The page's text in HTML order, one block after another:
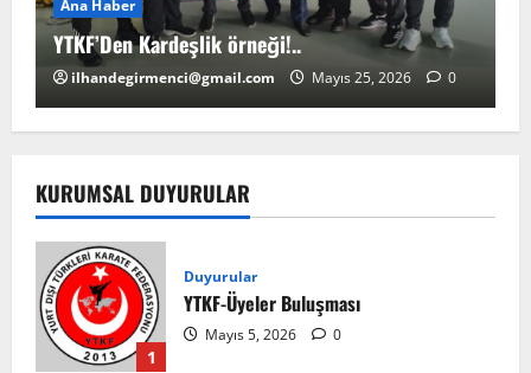
Ana Haber
YTKF’Den Kardeşlik örneği!..
ilhandegirmenci@gmail.com Mayıs 25, 2026 0
KURUMSAL DUYURULAR
1
Duyurular
YTKF-Üyeler Buluşması
Mayıs 5, 2026 0